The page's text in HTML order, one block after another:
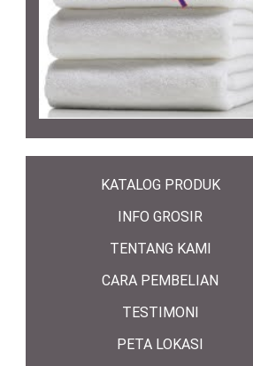
KATALOG PRODUK
INFO GROSIR
TENTANG KAMI
CARA PEMBELIAN
TESTIMONI
PETA LOKASI